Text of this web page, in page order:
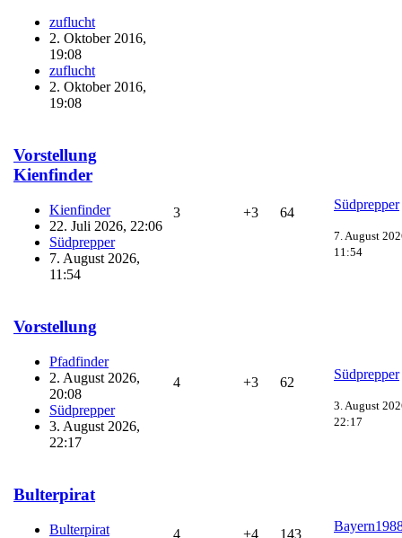
zuflucht
2. Oktober 2016,
19:08
zuflucht
2. Oktober 2016,
19:08
Vorstellung
Kienfinder
Kienfinder
22. Juli 2026, 22:06
Südprepper
7. August 2026,
11:54
3 +3 64
Südprepper
7. August
11:54
Vorstellung
Pfadfinder
2. August 2026,
20:08
Südprepper
3. August 2026,
22:17
4 +3 62
Südprepper
3. August
22:17
Bulterpirat
Bulterpirat 4 +4 143